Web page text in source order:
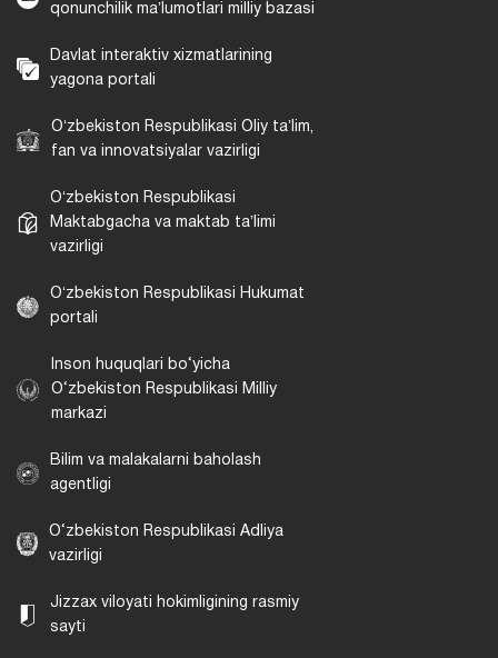
qonunchilik maʼlumotlari milliy bazasi
Davlat interaktiv xizmatlarining
yagona portali
Oʻzbekiston Respublikasi Oliy taʼlim,
fan va innovatsiyalar vazirligi
Oʻzbekiston Respublikasi
Maktabgacha va maktab taʼlimi
vazirligi
Oʻzbekiston Respublikasi Hukumat
portali
Inson huquqlari bo‘yicha
O‘zbekiston Respublikasi Milliy
markazi
Bilim va malakalarni baholash
agentligi
O‘zbekiston Respublikasi Adliya
vazirligi
Jizzax viloyati hokimligining rasmiy
sayti